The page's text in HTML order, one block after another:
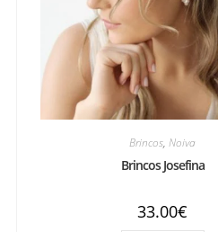
Brincos,Noiva
Brincos Josefina
33.00€